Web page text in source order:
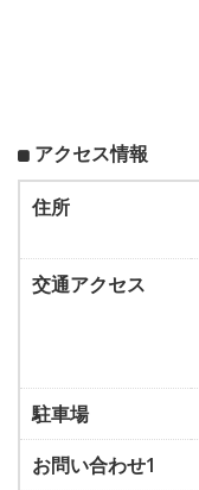
アクセス情報
住所
交通アクセス
駐車場
お問い合わせ1